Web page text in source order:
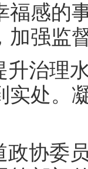
福感的
加强监
升治理
实处。
政协委